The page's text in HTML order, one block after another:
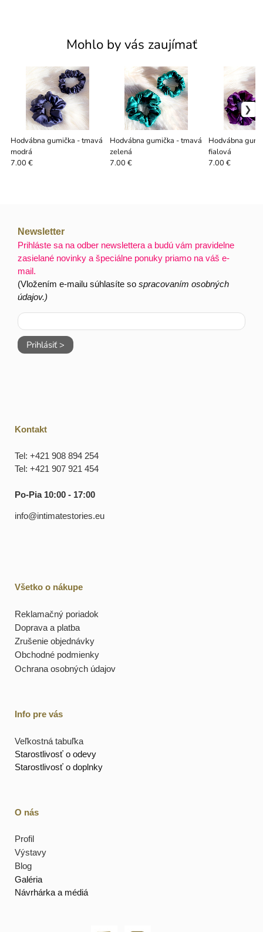
Mohlo by vás zaujímať
Hodvábna gumička - tmavá
modrá
7.00 €
Hodvábna gumička - tmavá
zelená
7.00 €
Hodvábna
fialová
7.00 €
Newsletter
Prihláste sa na odber newslettera a budú vám pravidelne
zasielané novinky a špeciálne ponuky priamo na váš e-
mail.
(Vložením e-mailu súhlasíte sospracovaním osobných
údajov.)
Prihlásiť >
Kontakt
Tel: +421 908 894 254
Tel: +421 907 921 454
Po-Pia 10:00 - 17:00
info@intimatestories.eu
Všetko o nákupe
Reklamačný poriadok
Doprava a platba
Zrušenie objednávky
Obchodné podmienky
Ochrana osobných údajov
Info pre vás
Veľkostná tabuľka
Starostlivosť o odevy
Starostlivosť o doplnky
O nás
Profil
Výstavy
Blog
Galéria
Návrhárka a médiá